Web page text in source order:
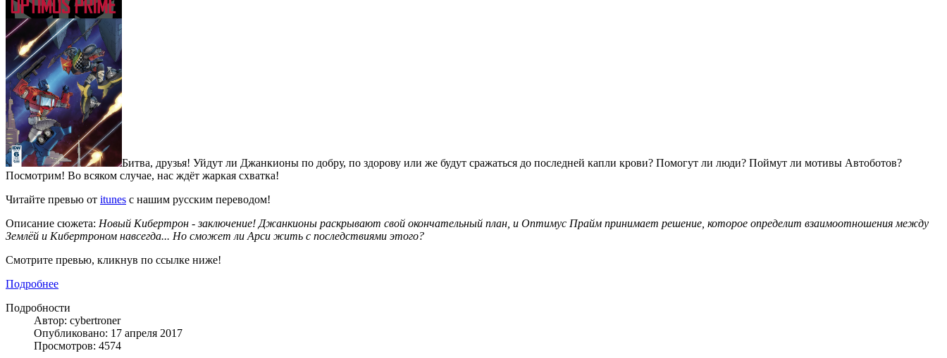
Битва, друзья! Уйдут ли Джанкионы по добру, по здорову или же будут сражаться до последней капли крови? Помогут ли люди? Поймут ли мотивы Автоботов?
Посмотрим! Во всяком случае, нас ждёт жаркая схватка!
Читайте превью от itunes с нашим русским переводом!
Описание сюжета: Новый Кибертрон - заключение! Джанкионы раскрывают свой окончательный план, и Оптимус Прайм принимает решение, которое определит взаимоотношения между
Землёй и Кибертроном навсегда... Но сможет ли Арси жить с последствиями этого?
Смотрите превью, кликнув по ссылке ниже!
Подробнее
Подробности
Автор: cybertroner
Опубликовано: 17 апреля 2017
Просмотров: 4574